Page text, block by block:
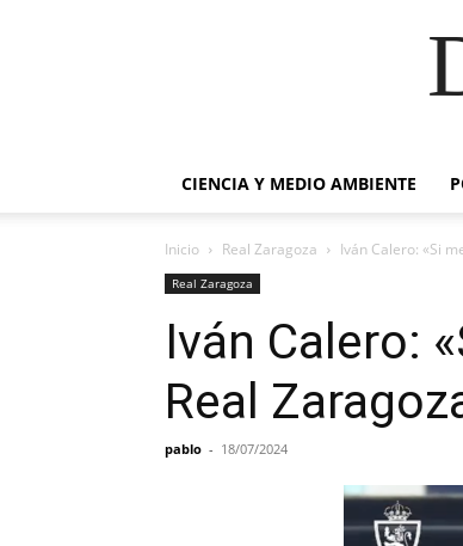
CIENCIA Y MEDIO AMBIENTE
Inicio Real Zaragoza Iván Calero: «Si
Real Zaragoza
Iván Calero:
Real
pablo - 18/07/2024